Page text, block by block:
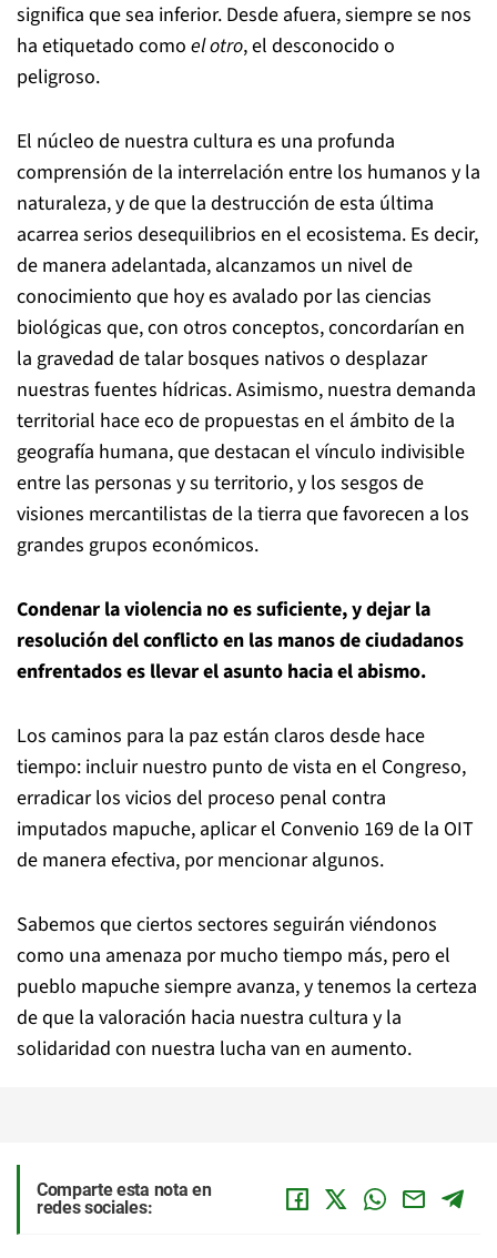
significa que sea inferior. Desde afuera, siempre se nos
ha etiquetado como el otro, el desconocido o
peligroso.
El núcleo de nuestra cultura es una profunda
comprensión de la interrelación entre los humanos y la
naturaleza, y de que la destrucción de esta última
acarrea serios desequilibrios en el ecosistema. Es decir,
de manera adelantada, alcanzamos un nivel de
conocimiento que hoy es avalado por las ciencias
biológicas que, con otros conceptos, concordarían en
la gravedad de talar bosques nativos o desplazar
nuestras fuentes hídricas. Asimismo, nuestra demanda
territorial hace eco de propuestas en el ámbito de la
geografía humana, que destacan el vínculo indivisible
entre las personas y su territorio, y los sesgos de
visiones mercantilistas de la tierra que favorecen a los
grandes grupos económicos.
Condenar la violencia no es suficiente, y dejar la
resolución del conflicto en las manos de ciudadanos
enfrentados es llevar el asunto hacia el abismo.
Los caminos para la paz están claros desde hace
tiempo: incluir nuestro punto de vista en el Congreso,
erradicar los vicios del proceso penal contra
imputados mapuche, aplicar el Convenio 169 de la OIT
de manera efectiva, por mencionar algunos.
Sabemos que ciertos sectores seguirán viéndonos
como una amenaza por mucho tiempo más, pero el
pueblo mapuche siempre avanza, y tenemos la certeza
de que la valoración hacia nuestra cultura y la
solidaridad con nuestra lucha van en aumento.
Comparte esta nota en
redes sociales: